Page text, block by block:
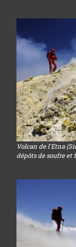
Volcan de l'Etna
dépôts de soufre et